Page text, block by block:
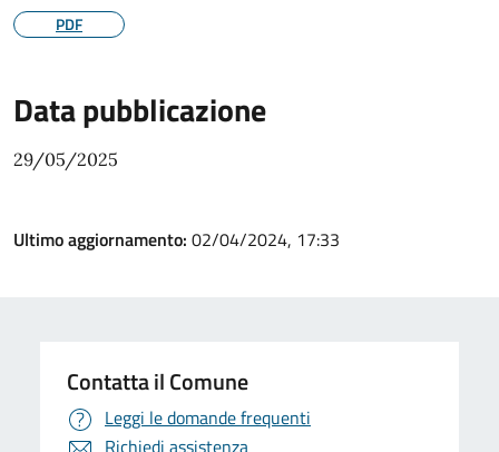
PDF
Data pubblicazione
29/05/2025
Ultimo aggiornamento: 02/04/2024, 17:33
Contatta il Comune
Leggi le domande frequenti
Richiedi assistenza